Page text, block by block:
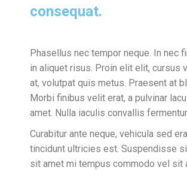
consequat.
Phasellus nec tempor neque. In nec
in aliquet risus. Proin elit elit, cursus
at, volutpat quis metus. Praesent at
Morbi finibus velit erat, a pulvinar
amet. Nulla iaculis convallis
Curabitur ante neque, vehicula sed
tincidunt ultricies est. Suspendisse
sit amet mi tempus commodo vel sit